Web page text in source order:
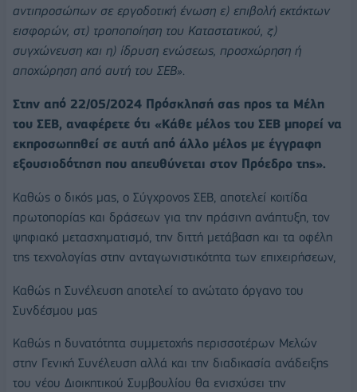
αντιπροσώπων σε εργοδοτική ένωση ε) επιβολή εκτάκτων
εισφορών, στ) τροποποίηση του Καταστατικού, ζ)
συγχώνευση και η) ίδρυση ενώσεως, προσχώρηση ή
αποχώρηση από αυτή του ΣΕΒ».
Στην από 22/05/2024 Πρόσκλησή σας προς τα Μέλη
του ΣΕΒ, αναφέρετε ότι «Κάθε μέλος του ΣΕΒ μπορεί να
εκπροσωπηθεί σε αυτή από άλλο μέλος με έγγραφη
εξουσιοδότηση που απευθύνεται στον Πρόεδρο της».
Καθώς ο δικός μας, ο Σύγχρονος ΣΕΒ, αποτελεί κοιτίδα
πρωτοπορίας και δράσεων για την πράσινη ανάπτυξη, τον
ψηφιακό μετασχηματισμό, την διττή μετάβαση και τα οφέλη
της τεχνολογίας στην ανταγωνιστικότητα των επιχειρήσεων,
Καθώς η Συνέλευση αποτελεί το ανώτατο όργανο του
Συνδέσμου μας
Καθώς η δυνατότητα συμμετοχής περισσοτέρων Μελών
στην Γενική Συνέλευση αλλά και την διαδικασία ανάδειξης
του νέου Διοικητικού Συμβουλίου θα ενισχύσει την